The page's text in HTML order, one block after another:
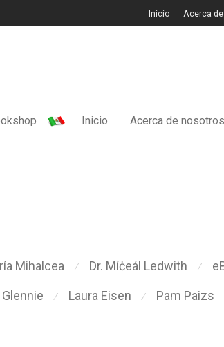
Inicio Acerca
Inicio Acerca de nosotros
Mihalcea ⁄ Dr. Míċeál Ledwith ⁄
⁄ Laura Eisen ⁄ Pam Paizs